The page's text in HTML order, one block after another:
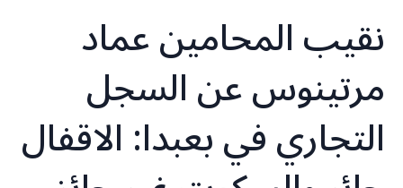
نقيب المحامين عماد
مرتينوس عن السجل
التجاري في بعبدا: الاقفال